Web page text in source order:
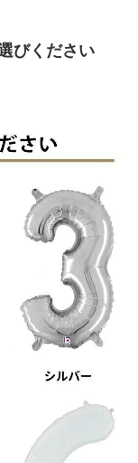
びください